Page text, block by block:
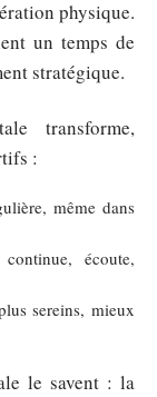
physique.
un temps de
stratégique.
transforme,
:
même dans
écoute,
sereins, mieux
le savent : la